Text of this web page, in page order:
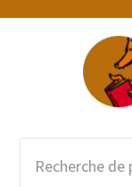
Passer
Passer
Passer